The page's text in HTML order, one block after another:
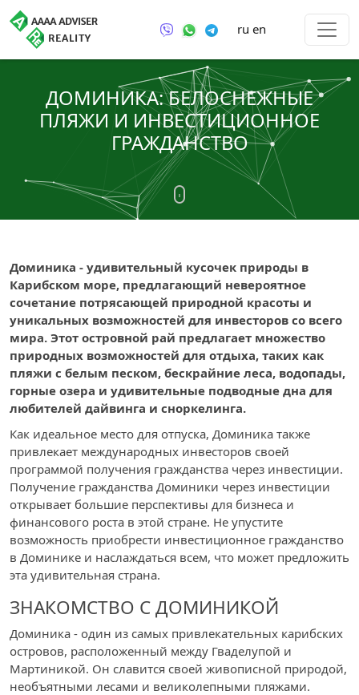
ru en
ДОМИНИКА: БЕЛОСНЕЖНЫЕ
ПЛЯЖИ И ИНВЕСТИЦИОННОЕ
ГРАЖДАНСТВО
Доминика - удивительный кусочек природы в
Карибском море, предлагающий невероятное
сочетание потрясающей природной красоты и
уникальных возможностей для инвесторов со всего
мира. Этот островной рай предлагает множество
природных возможностей для отдыха, таких как
пляжи с белым песком, бескрайние леса, водопады,
горные озера и удивительные подводные дна для
любителей дайвинга и сноркелинга.
Как идеальное место для отпуска, Доминика также
привлекает международных инвесторов своей
программой получения гражданства через инвестиции.
Получение гражданства Доминики через инвестиции
открывает большие перспективы для бизнеса и
финансового роста в этой стране. Не упустите
возможность приобрести инвестиционное гражданство
в Доминике и наслаждаться всем, что может предложить
эта удивительная страна.
ЗНАКОМСТВО С ДОМИНИКОЙ
Доминика - один из самых привлекательных карибских
островов, расположенный между Гваделупой и
Мартиникой. Он славится своей живописной природой,
необъятными лесами и великолепными пляжами.